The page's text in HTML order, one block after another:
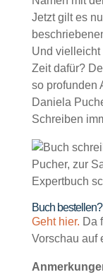
Jetzt gilt es
Und vielleicht
Zeit dafür?
so profunden
Daniela
Schreiben
Buch bestellen?
Geht hier. Da
Vorschau auf